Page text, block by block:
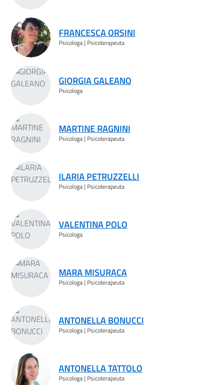
FRANCESCA ORSINI
Psicologa | Psicoterapeuta
GIORGIA GALEANO
Psicologa
MARTINE RAGNINI
Psicologa | Psicoterapeuta
ILARIA PETRUZZELLI
Psicologa | Psicoterapeuta
VALENTINA POLO
Psicologa
MARA MISURACA
Psicologa | Psicoterapeuta
ANTONELLA BONUCCI
Psicologa | Psicoterapeuta
ANTONELLA TATTOLO
Psicologa | Psicoterapeuta